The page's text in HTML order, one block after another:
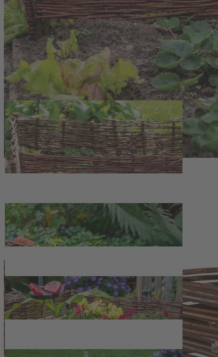
Zum Anfang der Bildergalerie springen
Artikelnr. 140330
Beetumrandung (1-teilig)
19,50 € inkl. MwSt.
1
Beschreibung
Natürliche Beetumrandung für geordnete
Gartenstrukturen
Die Beetumrandung (1-teilig) bringt klare Strukturen in Beete und
Wege und fügt sich durch die Kombination aus Kiefernholz und
ungeschälter, natürlicher Weide harmonisch in unterschiedliche
Gartengestaltungen ein. Die imprägnierten Materialien sind auf eine
hohe Lebensdauer im Außenbereich ausgelegt. Mit einer Länge von
100 cm, einer Höhe von 20 cm ohne und 35 cm mit Pflock sowie
einer Tiefe von 2–2,5 cm lässt sich das Zaunelement platzsparend
einsetzen und zugleich deutlich wahrnehmbar als Abgrenzung
nutzen.